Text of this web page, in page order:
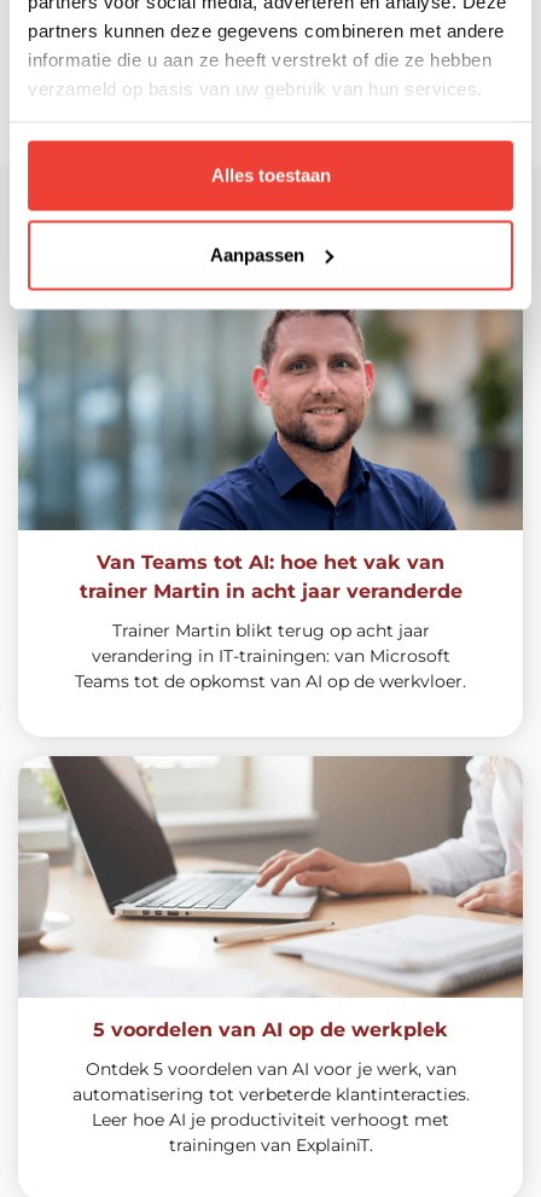
partners kunnen deze gegevens combineren met andere
informatie die u aan ze heeft verstrekt of die ze hebben
verzameld op basis van uw gebruik van hun services.
Alles toestaan
Aanpassen
de link daadwerkelijk verstuurd dient te
worden met de informatie dat de link
mogelijk niet betrouwbaar is.
Recente posts:
Van Teams tot AI: hoe het vak van
trainer Martin in acht jaar veranderde
Trainer Martin blikt terug op acht jaar
verandering in IT-trainingen: van Microsoft
Teams tot de opkomst van AI op de werkvloer.
5 voordelen van AI op de werkplek
Ontdek 5 voordelen van AI voor je werk, van
automatisering tot verbeterde klantinteracties.
Leer hoe AI je productiviteit verhoogt met
trainingen van ExplainiT.